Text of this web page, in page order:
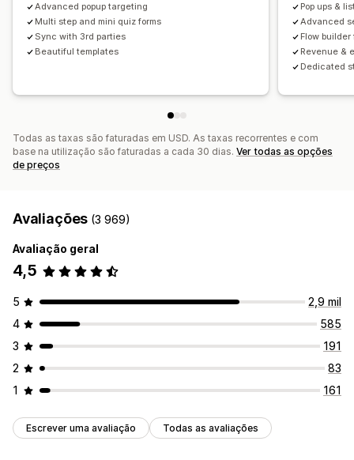
Acionadores e regras
Automatizações
Direcionamento
Segmentação
Etiquetagem
Análise de dados Testes A/B
Advanced popup targeting
Multi step and mini quiz forms
Sync with 3rd parties
Beautiful templates
Pop ups &
Advanced
Flow
Revenue &
Dedicated
Todas as taxas são faturadas em USD. As taxas recorrentes e com
base na utilização são faturadas a cada 30 dias. Ver todas as opções
de preços
Avaliações (3 969)
Avaliação geral
4,5
5
2,9 mil
4
585
3
191
2
83
1
161
Escrever uma avaliação Todas as avaliações